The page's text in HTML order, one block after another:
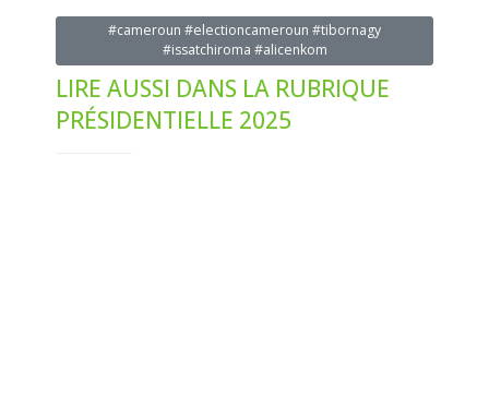
#cameroun #electioncameroun #tibornagy
#issatchiroma #alicenkom
LIRE AUSSI DANS LA RUBRIQUE
PRÉSIDENTIELLE 2025